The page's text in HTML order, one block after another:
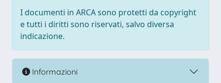
I documenti in ARCA sono protetti da copyright
e tutti i diritti sono riservati, salvo diversa
indicazione.
Informazioni